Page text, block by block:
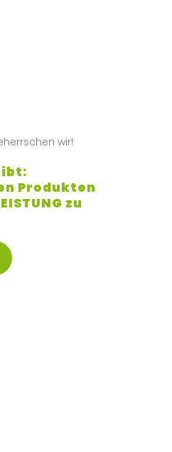
wir!
Produkten
zu